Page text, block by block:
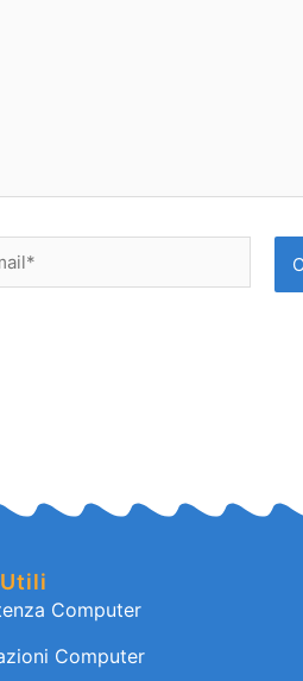
Computer
Computer